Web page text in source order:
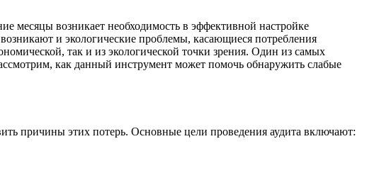
месяцы возникает необходимость в эффективной настройке
и экологические проблемы, касающиеся потребления
так и из экологической точки зрения. Один из самых
как данный инструмент может помочь обнаружить слабые
причины этих потерь. Основные цели проведения аудита включают: